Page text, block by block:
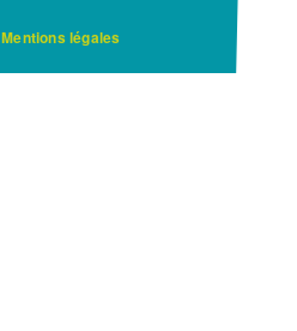
Mentions légales